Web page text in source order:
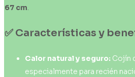
67 cm.
✅ Características y
Calor natural y seguro: Cojín
especialmente para recién